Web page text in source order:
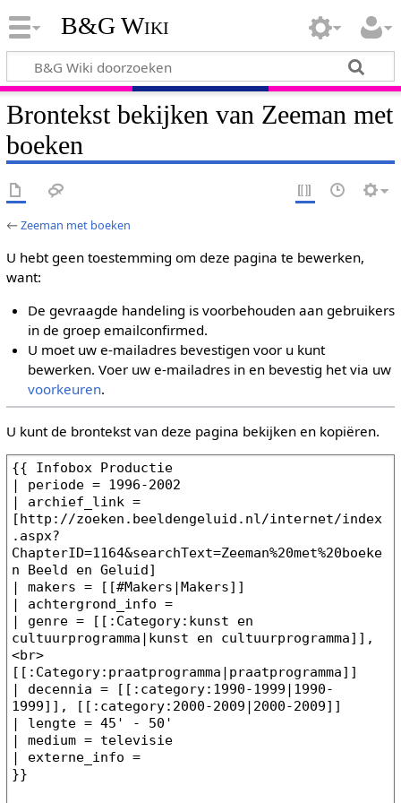
B&G Wiki
Brontekst bekijken van Zeeman met
boeken
←Zeeman met boeken
U hebt geen toestemming om deze pagina te bewerken,
want:
De gevraagde handeling is voorbehouden aan gebruikers
in de groep emailconfirmed.
U moet uw e-mailadres bevestigen voor u kunt
bewerken. Voer uw e-mailadres in en bevestig het via uw
voorkeuren.
U kunt de brontekst van deze pagina bekijken en kopiëren.